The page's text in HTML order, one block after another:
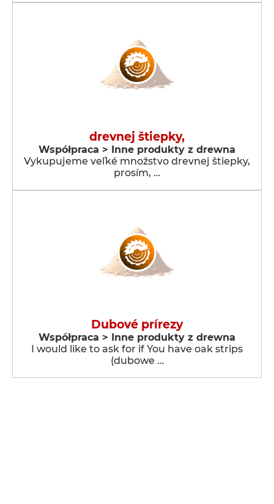
drevnej štiepky,
Współpraca > Inne produkty z drewna
Vykupujeme veľké množstvo drevnej štiepky,
prosím, …
Dubové prírezy
Współpraca > Inne produkty z drewna
I would like to ask for if You have oak strips
(dubowe …